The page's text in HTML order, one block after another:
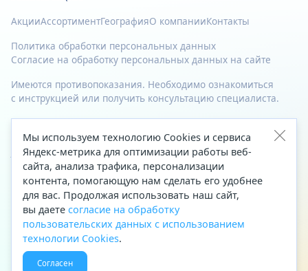
АкцииАссортиментГеографияО компанииКонтакты
Политика обработки персональных данных
Согласие на обработку персональных данных на сайте
Имеются противопоказания. Необходимо ознакомиться
с инструкцией или получить консультацию специалиста.
© 2023—2026 Все права защищены.
Адрес
Архангельск, ул. Папанина, д. 19 (вход в здание со стороны
автоцентра «Тойота»)
Приемная Генерального директора
Телефон
+7 (8182) 63-60-31
Факс
+7 (8182) 68-66-71
Эл. почта
office@aptekaf.ru
Мы используем технологию Cookies и сервиса
Яндекс-метрика для оптимизации работы веб-
сайта, анализа трафика, персонализации
контента, помогающую нам сделать его удобнее
для вас. Продолжая использовать наш сайт,
вы даете согласие на обработку
пользовательских данных с использованием
технологии Cookies.
Согласен